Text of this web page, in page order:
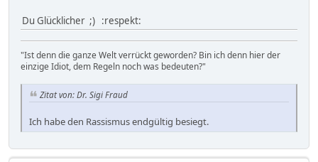
Du Glücklicher ;) :respekt:
"Ist denn die ganze Welt verrückt geworden? Bin ich denn hier der
einzige Idiot, dem Regeln noch was bedeuten?"
Zitat von: Dr. Sigi Fraud
Ich habe den Rassismus endgültig besiegt.